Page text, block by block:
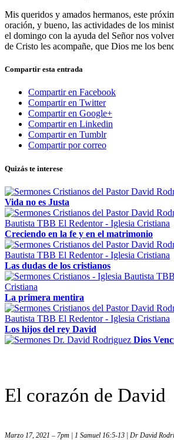
Mis queridos y amados hermanos, este
oración, y bueno, las actividades de los
el domingo con la ayuda del Señor nos
de Cristo les acompañe, que Dios me los
Compartir esta entrada
Compartir en Facebook
Compartir en Twitter
Compartir en Google+
Compartir en Linkedin
Compartir en Tumblr
Compartir por correo
Quizás te interese
Vida no es Justa
Creciendo en la fe y en el matrimonio
Las dudas de los cristianos
La primera mentira
Los hijos del rey David
Dios
El corazón de David
Marzo 17, 2021 – 7pm | 1 Samuel 16:5-13 | Dr David